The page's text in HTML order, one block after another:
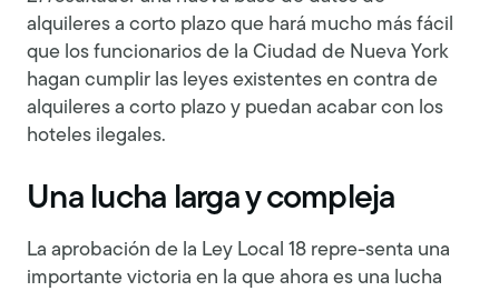
alquileres a corto plazo que hará mucho más fácil
que los funcionarios de la Ciudad de Nueva York
hagan cumplir las leyes existentes en contra de
alquileres a corto plazo y puedan acabar con los
hoteles ilegales.
Una lucha larga y compleja
La aprobación de la Ley Local 18 repre-senta una
importante victoria en la que ahora es una lucha